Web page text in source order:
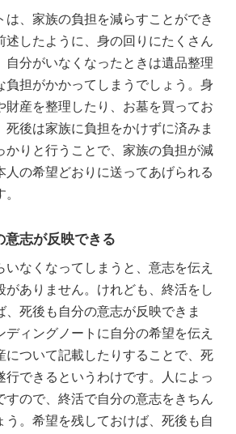
は、家族の負担を減らすことができ
述したように、身の回りにたくさん
自分がいなくなったときは遺品整理
負担がかかってしまうでしょう。身
財産を整理したり、お墓を買ってお
死後は家族に負担をかけずに済みま
かりと行うことで、家族の負担が減
人の希望どおりに送ってあげられる
意志が反映できる
いなくなってしまうと、意志を伝え
がありません。けれども、終活をし
、死後も自分の意志が反映できま
ディングノートに自分の希望を伝え
について記載したりすることで、死
行できるというわけです。人によっ
すので、終活で自分の意志をきちん
う。希望を残しておけば、死後も自